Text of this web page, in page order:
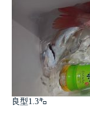
良型1.3㌔